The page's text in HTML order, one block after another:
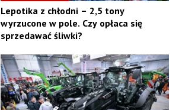
Lepotika z chłodni – 2,5 tony
wyrzucone w pole. Czy opłaca się
sprzedawać śliwki?